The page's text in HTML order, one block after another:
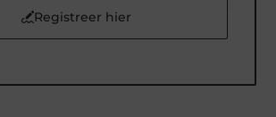
Registreer hier